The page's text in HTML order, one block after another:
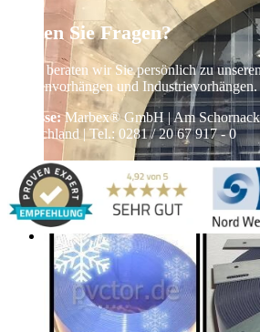
Haben Sie Fragen?
Gerne beraten wir Sie persönlich zu
Streifenvorhängen und Industrievorhängen.
Adresse:Marbex® GmbH | Am
Deutschland | Tel.: 0281 / 20 67 917 - 0